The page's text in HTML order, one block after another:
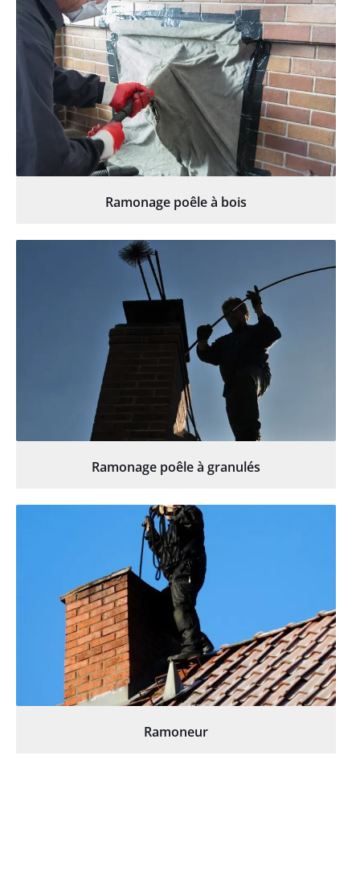
Ramonage poêle à bois
Ramonage poêle à granulés
Ramoneur